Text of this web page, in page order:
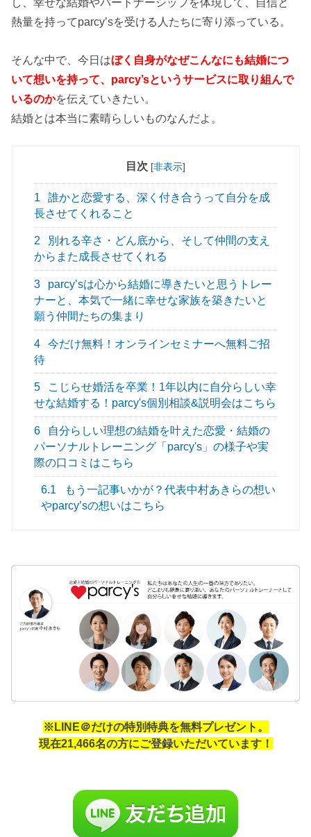
熱量を持ってparcy’sを受ける人たちに寄り添っている。
そんな中で、今日はぼく自身がなぜこんなにも結婚につ
いて想いを持って、parcy’sというサービスに取り組んで
いるのかを伝えていきたい。
結婚とは本当に素晴らしいものなんだよ。
目次 [非表示]
1
誰かと恋愛する、深く付き合うって自分を成
長させてくれること
2
別れる辛さ・どん底から、そして仲間の支え
からまた成長させてくれる
3
parcy’sは心から結婚に導きたいと思うトレー
ナーと、本気で一緒に幸せな家族を築きたいと
願う仲間たちの集まり
4
今だけ無料！オンラインセミナーへ無料ご招
待
5
こじらせ婚活を卒業！1年以内に自分らしい幸
せな結婚する！parcy's個別相談&説明会はこちら
6
自分らしい理想の結婚を叶えた恋愛・結婚の
パーソナルトレーニング「parcy's」の様子や実
際の口コミはこちら
6.1
もう一記事いかが？代表中村あきらの想い
やparcy’sの想いはこちら
※LINE＠だけの特別特典を無料プレゼント。
現在21,466名の方にご登録いただいています！